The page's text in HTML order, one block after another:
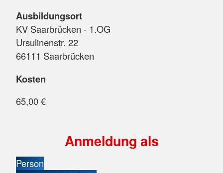
Ausbildungsort
KV Saarbrücken - 1.OG
Ursulinenstr. 22
66111 Saarbrücken
Kosten
65,00 €
Anmeldung als
Person